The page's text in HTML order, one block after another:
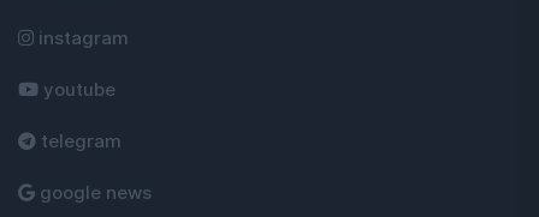
instagram
youtube
telegram
google news